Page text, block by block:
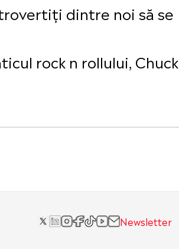
dintre noi să se
rock n rollului, Chuck
Newsletter